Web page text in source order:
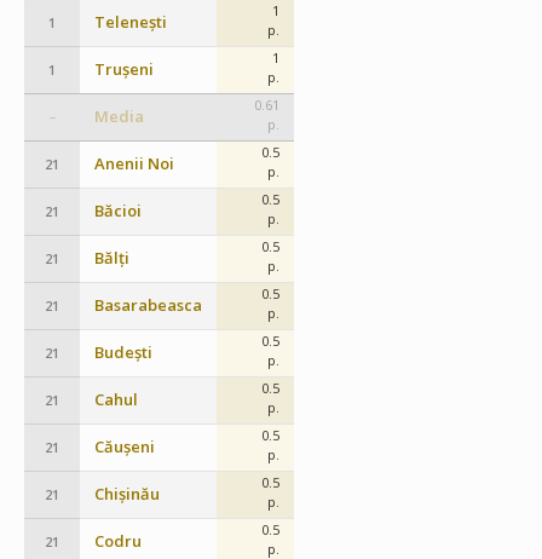
1 Telenești
1
p.
1 Trușeni
1
p.
– Media
0.61
p.
21 Anenii Noi
0.5
p.
21 Băcioi
0.5
p.
21 Bălți
0.5
p.
21 Basarabeasca
0.5
p.
21 Budești
0.5
p.
21 Cahul
0.5
p.
21 Căușeni
0.5
p.
21 Chișinău
0.5
p.
21 Codru
0.5
p.